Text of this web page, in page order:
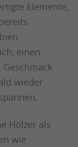
Elemente,
einen
wieder
Hölzer als
wie